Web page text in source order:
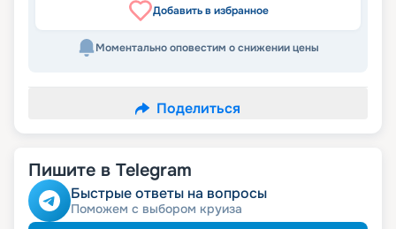
Добавить в избранное
Моментально оповестим о снижении цены
Поделиться
Пишите в Telegram
Быстрые ответы на вопросы
Поможем с выбором круиза